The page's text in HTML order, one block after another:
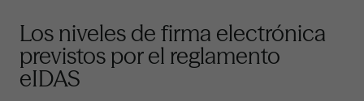
Los niveles de firma electrónica
previstos por el reglamento
eIDAS